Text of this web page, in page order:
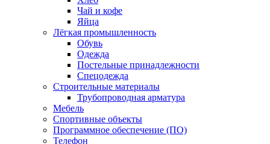
Чай и кофе
Яйца
Лёгкая промышленность
Обувь
Одежда
Постельные принадлежности
Спецодежда
Строительные материалы
Трубопроводная арматура
Мебель
Спортивные объекты
Программное обеспечение (ПО)
Телефон